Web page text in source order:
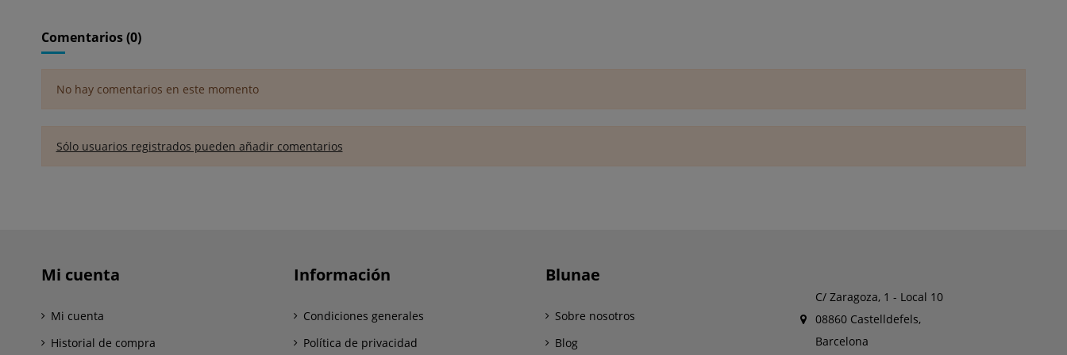
Comentarios (0)
No hay comentarios en este momento
Sólo usuarios registrados pueden añadir comentarios
Mi cuenta
Mi cuenta
Historial de compra
Información
Condiciones generales
Política de privacidad
Blunae
Sobre nosotros
Blog
C/ Zaragoza, 1 - Local 10
08860 Castelldefels,
Barcelona